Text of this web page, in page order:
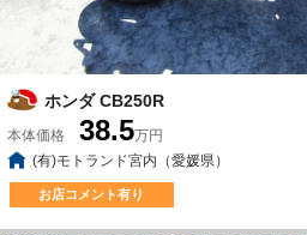
ホンダ CB250R
本体価格 38.5万円
(有)モトランド宮内（愛媛県）
お店コメント有り